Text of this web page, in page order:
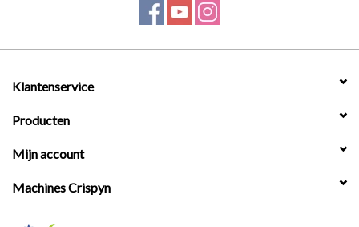
Machines |
Cadeaubonnen &
Relatiegeschenken |
Onderdelen |
Klantenservice
Producten
Mijn account
Machines Crispyn